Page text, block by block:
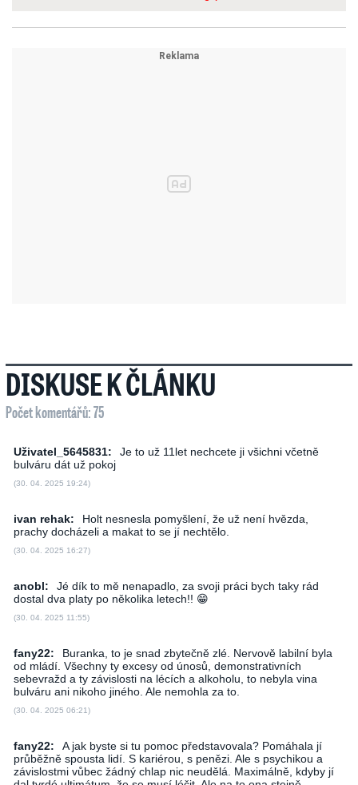
DISKUSE K ČLÁNKU
Počet komentářů: 75
Uživatel_5645831:
Je to už 11let nechcete ji všichni včetně
bulváru dát už pokoj
(30. 04. 2025 19:24)
ivan rehak:
Holt nesnesla pomyšlení, že už není hvězda,
prachy docházeli a makat to se jí nechtělo.
(30. 04. 2025 16:27)
anobl:
Jé dík to mě nenapadlo, za svoji práci bych taky rád
dostal dva platy po několika letech!! 😁
(30. 04. 2025 11:55)
fany22:
Buranka, to je snad zbytečně zlé. Nervově labilní byla
od mládí. Všechny ty excesy od únosů, demonstrativních
sebevražd a ty závislosti na lécích a alkoholu, to nebyla vina
bulváru ani nikoho jiného. Ale nemohla za to.
(30. 04. 2025 06:21)
fany22:
A jak byste si tu pomoc představovala? Pomáhala jí
průběžně spousta lidí. S kariérou, s penězi. Ale s psychikou a
závislostmi vůbec žádný chlap nic neudělá. Maximálně, kdyby jí